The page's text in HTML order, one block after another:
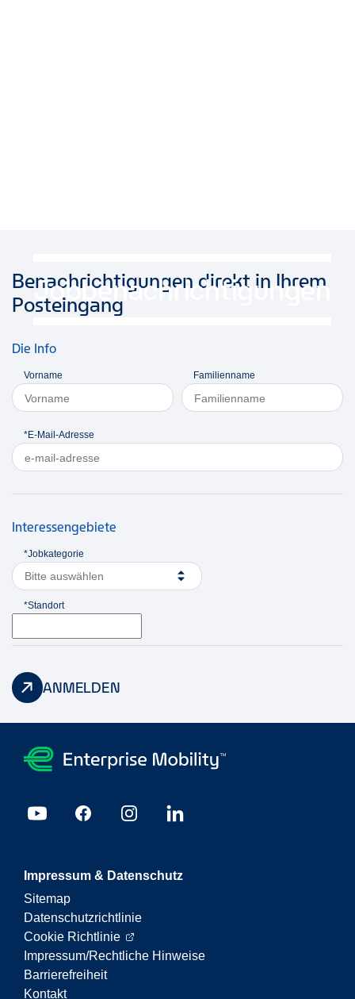
Jobbenachrichtigungen
Benachrichtigungen direkt in Ihrem
Posteingang
Die Info
Vorname Familienname
*E-Mail-Adresse
Interessengebiete
*Jobkategorie
Bitte auswählen
*Standort
ANMELDEN
Impressum & Datenschutz
Sitemap
Datenschutzrichtlinie
Cookie Richtlinie
Impressum/Rechtliche Hinweise
Barrierefreiheit
Kontakt